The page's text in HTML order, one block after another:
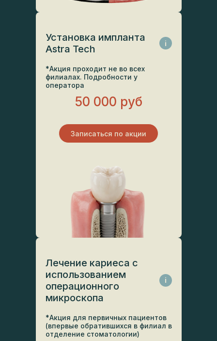
Установка импланта
Astra Tech
i
*Акция проходит не во всех
филиалах. Подробности у
оператора
50 000 руб
Записаться по акции
Лечение кариеса с
использованием
операционного
микроскопа
i
*Акция для первичных пациентов
(впервые обратившихся в филиал в
отделение стоматологии)